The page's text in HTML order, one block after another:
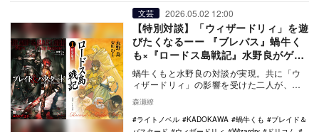
文芸 2026.05.02 12:00
【特別対談】「ウィザードリィ」を遊
びたくなるーー 『ブレバス』蝸牛く
も×『ロードス島戦記』水野良がゲー
ム遍歴を語り尽くす
蝸牛くもと水野良の対談が実現。共に「ウ
ィザードリィ」の影響を受けた二人が、世
タジー」の創作…
森瀬繚
ライトノベル
KADOKAWA 蝸牛くも
ブレイド＆